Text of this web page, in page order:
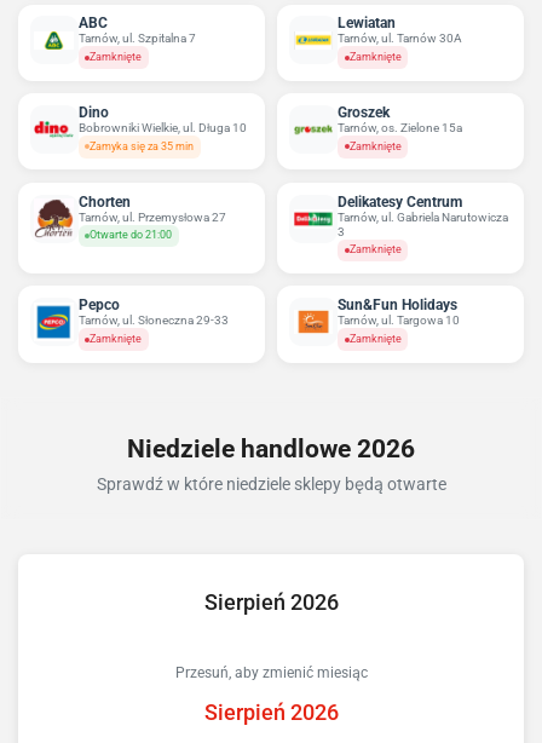
ABC
Tarnów, ul. Szpitalna 7
Zamknięte
Lewiatan
Tarnów, ul. Tarnów 30A
Zamknięte
Dino
Bobrowniki Wielkie, ul. Długa 10
Zamyka się za 35 min
Groszek
Tarnów, os. Zielone 15a
Zamknięte
Chorten
Tarnów, ul. Przemysłowa 27
Otwarte do 21:00
Delikatesy Centrum
Tarnów, ul. Gabriela Narutowicza
3
Zamknięte
Pepco
Tarnów, ul. Słoneczna 29-33
Zamknięte
Sun&Fun Holidays
Tarnów, ul. Targowa 10
Zamknięte
Niedziele handlowe 2026
Sprawdź w które niedziele sklepy będą otwarte
Sierpień 2026
Przesuń, aby zmienić miesiąc
Sierpień 2026